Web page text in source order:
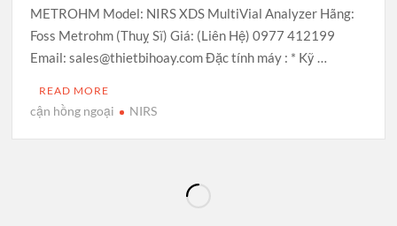
METROHM Model: NIRS XDS MultiVial Analyzer Hãng:
Foss Metrohm (Thuỵ Sĩ) Giá: (Liên Hệ) 0977 412199
Email: sales@thietbihoay.com Đặc tính máy : * Kỹ …
READ MORE
cận hồng ngoại NIRS